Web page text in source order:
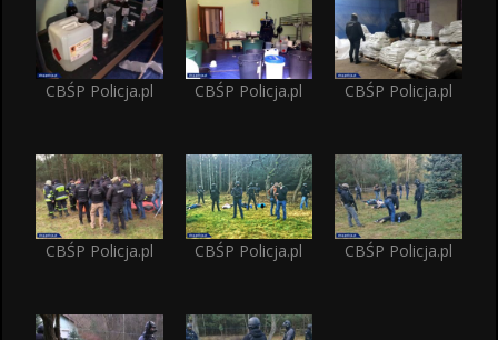
CBŚP Policja.pl CBŚP Policja.pl CBŚP Policja.pl
CBŚP Policja.pl CBŚP Policja.pl CBŚP Policja.pl